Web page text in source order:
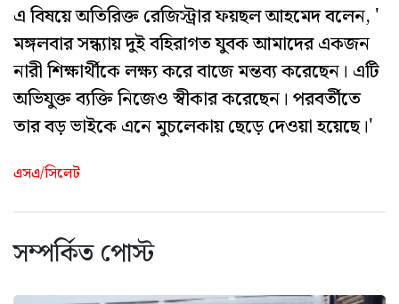
এ বিষয়ে অতিরিক্ত রেজিস্ট্রার ফয়ছল আহমেদ বলেন, '
মঙ্গলবার সন্ধ্যায় দুই বহিরাগত যুবক আমাদের একজন
নারী শিক্ষার্থীকে লক্ষ্য করে বাজে মন্তব্য করেছেন। এটি
অভিযুক্ত ব্যক্তি নিজেও স্বীকার করেছেন। পরবর্তীতে
তার বড় ভাইকে এনে মুচলেকায় ছেড়ে দেওয়া হয়েছে।'
এসএ/সিলেট
সম্পর্কিত পোস্ট